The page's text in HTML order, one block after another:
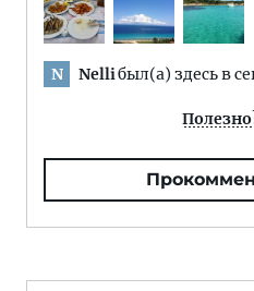
N Nelliбыл(а) здесь в